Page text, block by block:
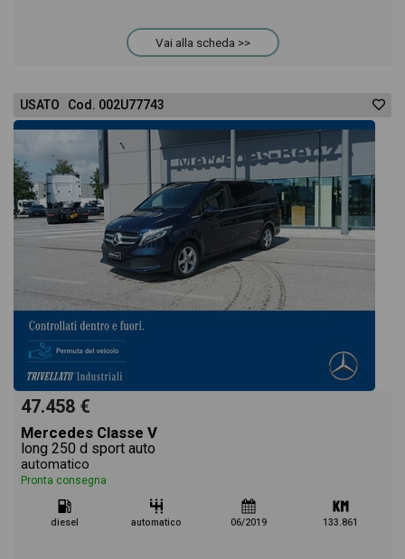
eventuale offerta e rata consigliata per l'acquisto
del veicolo.
Vai alla scheda >>
USATO Cod. 002U77743
47.458 €
Mercedes Classe V
long 250 d sport auto
automatico
Pronta consegna
diesel automatico 06/2019 133.861